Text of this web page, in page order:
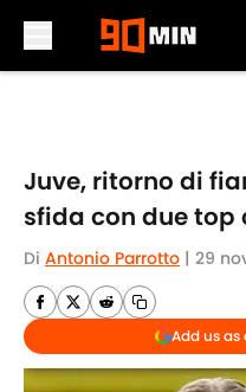
Juve, ritorno di
sfida con due top
Di Antonio Parrotto | 29
Add us